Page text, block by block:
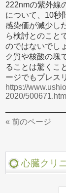
222nmの紫外線
について、10秒
感染価が減少し
ら検討とのこと
のではないでし
ク質や核酸の塊
ることは驚くこ
ージでもプレス
https://
2020/500671.html
« 前のページ
心臓クリ